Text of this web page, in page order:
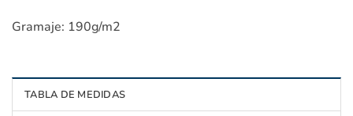
Gramaje: 190g/m2
TABLA DE MEDIDAS